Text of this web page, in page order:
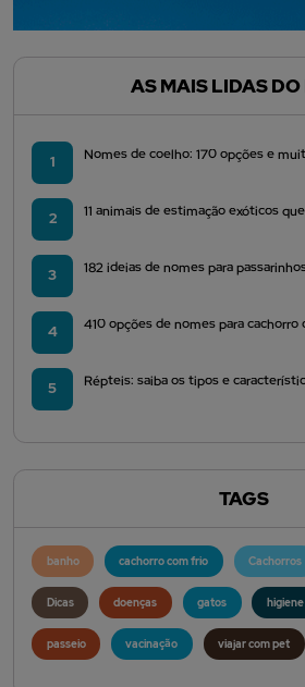
AS MAIS LIDAS DO
1 Nomes de coelho: 170 opções e
2 11 animais de estimação exóticos
3 182 ideias de nomes para
4 410 opções de nomes para
5 Répteis: saiba os tipos e
TAGS
banho cachorro com frio Cachorros
Dicas doenças gatos
passeio vacinação viajar com pet